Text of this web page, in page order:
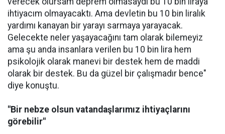
ihtiyacım olmayacaktı. Ama devletin bu 10 bin liralık
yardımı kanayan bir yarayı sarmaya yarayacak.
Gelecekte neler yaşayacağını tam olarak bilemeyiz
ama şu anda insanlara verilen bu 10 bin lira hem
psikolojik olarak manevi bir destek hem de maddi
olarak bir destek. Bu da güzel bir çalışmadır bence"
diye konuştu.
"Bir nebze olsun vatandaşlarımız ihtiyaçlarını
görebilir"